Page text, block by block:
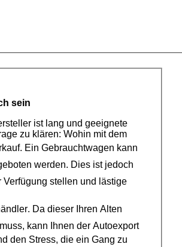
sein
ist lang und geeignete
Modelle gibt es viele. Wenn die Wahl getroffen ist, ist oftmals noch eine entscheidende Frage zu klären: Wohin mit dem
. Ein Gebrauchtwagen kann
werden. Dies ist jedoch
Verfügung stellen und lästige
. Da dieser Ihren Alten
kann Ihnen der Autoexport
den Stress, die ein Gang zu